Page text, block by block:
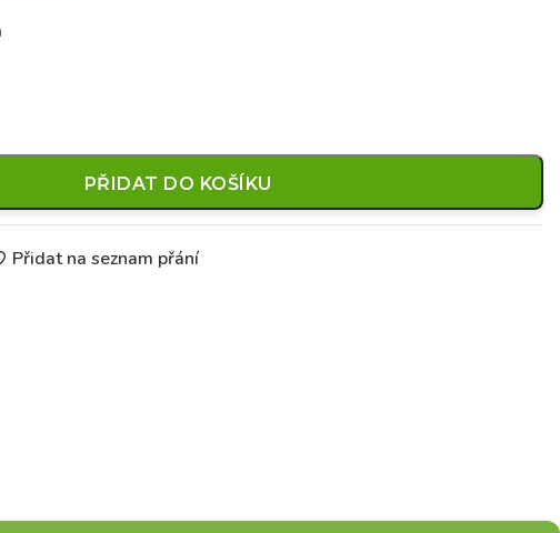
PŘIDAT DO KOŠÍKU
Přidat na seznam přání